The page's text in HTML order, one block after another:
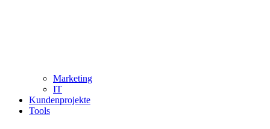
Marketing
IT
Kundenprojekte
Tools